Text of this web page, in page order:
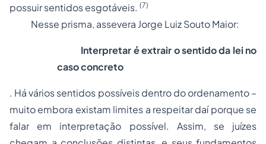
possuir sentidos esgotáveis. (7)
Nesse prisma, assevera Jorge Luiz Souto Maior:
Interpretar é extrair o sentido da lei no
caso concreto
. Há vários sentidos possíveis dentro do ordenamento –
muito embora existam limites a respeitar daí porque se
falar em interpretação possível. Assim, se juízes